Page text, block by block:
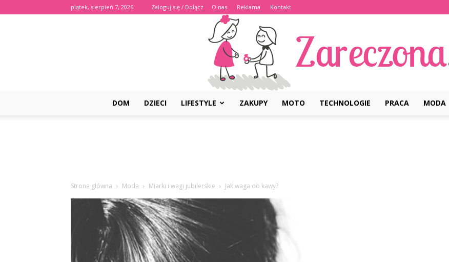
piątek, sierpień 7, 2026 Zaloguj się / Dołącz O nas Reklama Kontakt
DOM DZIECI LIFESTYLE ZAKUPY MOTO TECHNOLOGIE PRACA MODA
Strona główna Moda Miarki i wagi jubilerskie Jak waga do kawy?